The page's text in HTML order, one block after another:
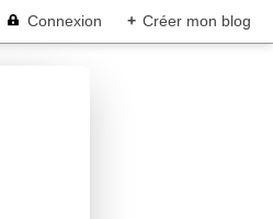
Connexion + Créer mon blog